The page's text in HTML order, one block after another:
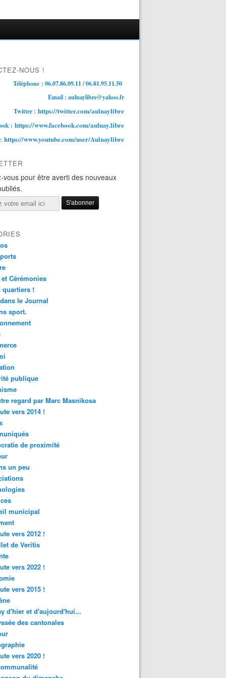
NOUS !
Téléphone : 06.07.86.09.11 / 06.81.95.11.50
Email : aulnaylibre@yahoo.fr
Twitter : https://twitter.com/aulnaylibre
: https://www.facebook.com/aulnay.libre
https://www.youtube.com/user/Aulnaylibre
vous pour être averti des nouveaux
Cérémonies
quartiers !
le Journal
sport.
publique
regard par Marc Masnikosa
vers 2014 !
de proximité
un peu
municipal
vers 2012 !
de Veritis
vers 2022 !
vers 2015 !
d'hier et d'aujourd'hui...
des cantonales
vers 2020 !